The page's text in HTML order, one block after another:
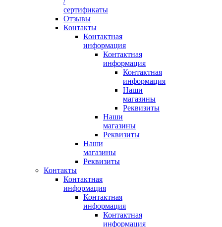
сертификаты
Отзывы
Контакты
Контактная
информация
Контактная
информация
Контактная
информация
Наши
магазины
Реквизиты
Наши
магазины
Реквизиты
Наши
магазины
Реквизиты
Контакты
Контактная
информация
Контактная
информация
Контактная
информация